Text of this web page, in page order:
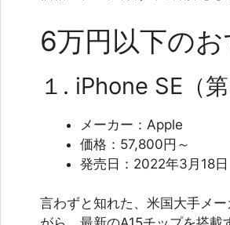
6万円以下の
１. iPhone SE（第
メーカー：Apple
価格：57,800円～
発売日：2022年3月18日
言わずと知れた、米国大手メ